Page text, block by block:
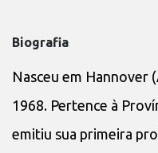
Biografia
Nasceu em Hannover
1968. Pertence à
emitiu sua primeira